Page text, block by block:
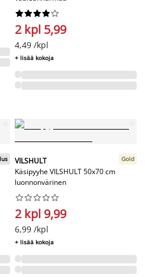






2 kpl 5,99
4,49 /kpl
+ lisää kokoja
VILSHULT
Käsipyyhe VILSHULT 50x70 cm
luonnonvärinen
Gold






2 kpl 9,99
6,99 /kpl
+ lisää kokoja